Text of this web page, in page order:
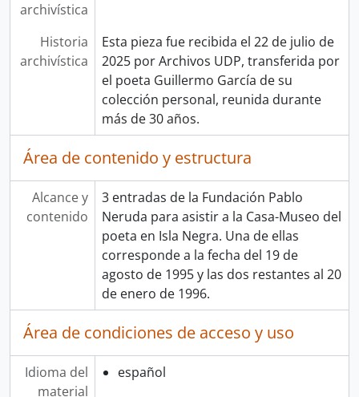
archivística
Historia
archivística
Esta pieza fue recibida el 22 de julio de
2025 por Archivos UDP, transferida por
el poeta Guillermo García de su
colección personal, reunida durante
más de 30 años.
Área de contenido y estructura
Alcance y
contenido
3 entradas de la Fundación Pablo
Neruda para asistir a la Casa-Museo del
poeta en Isla Negra. Una de ellas
corresponde a la fecha del 19 de
agosto de 1995 y las dos restantes al 20
de enero de 1996.
Área de condiciones de acceso y uso
Idioma del
material
español